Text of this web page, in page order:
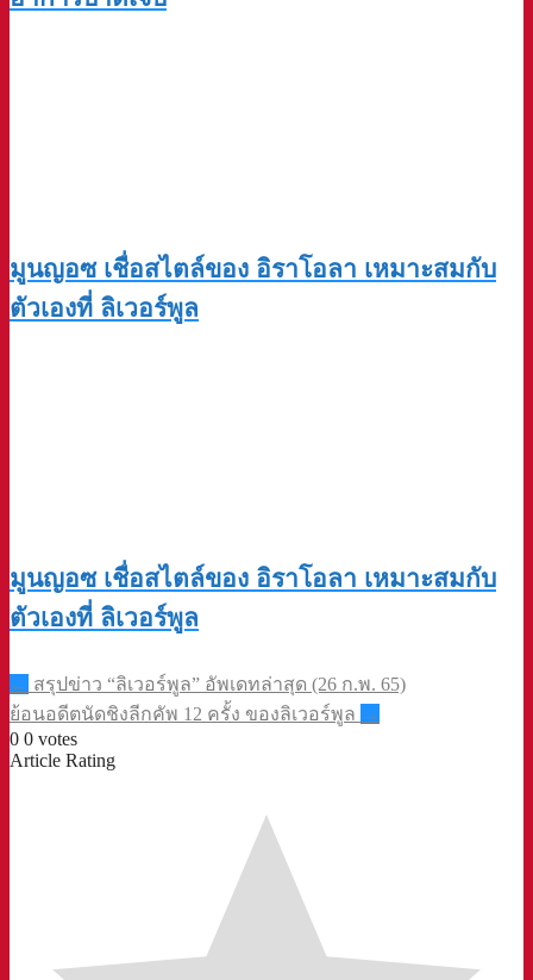
มูนญอซ เชื่อสไตล์ของ อิราโอลา เหมาะสมกับ
ตัวเองที่ ลิเวอร์พูล
มูนญอซ เชื่อสไตล์ของ อิราโอลา เหมาะสมกับ
ตัวเองที่ ลิเวอร์พูล
Post
navigation
← สรุปข่าว “ลิเวอร์พูล” อัพเดทล่าสุด (26 ก.พ. 65)
ย้อนอดีตนัดชิงลีกคัพ 12 ครั้ง ของลิเวอร์พูล →
0 0 votes
Article Rating